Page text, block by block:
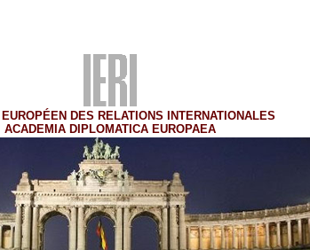
DES RELATIONS INTERNATIONALES
ACADEMIA DIPLOMATICA EUROPAEA